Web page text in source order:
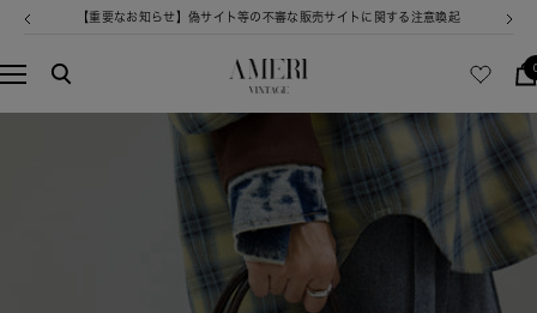
ン
へ
戻
【重要なお知らせ】偽サイト等の不審な販売サイトに関する注意喚起
次
ナ
ゲ
AMERI
VINTAGE